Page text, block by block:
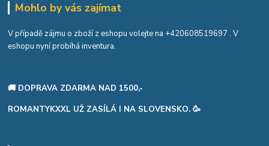
Mohlo by vás zajímat
V případě zájmu o zboží z eshopu volejte na +420608519697 . V
eshopu nyní probíhá inventura.
🚚 DOPRAVA ZDARMA NAD 1500,-
ROMANTYKXXL UŽ ZASÍLÁ I NA SLOVENSKO. 🥳